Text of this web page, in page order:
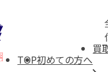
TOP初めての方へ
買